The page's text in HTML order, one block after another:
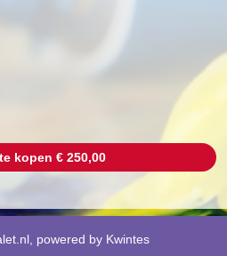
kopen € 250,00
powered by Kwintes